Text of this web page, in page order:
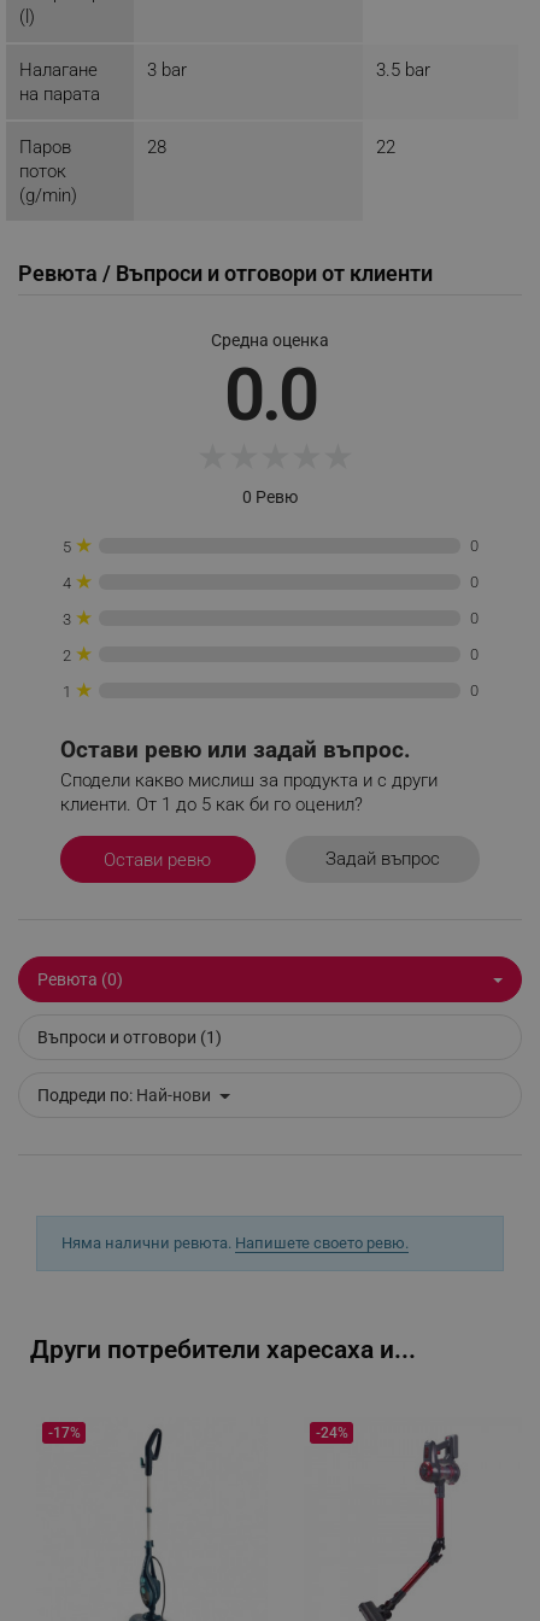
(l)
Налагане
на парата
3 bar 3.5 bar
Паров
поток
(g/min)
28 22
Ревюта / Въпроси и отговори от клиенти
Средна оценка
0.0
0 Ревю
5 ★ 0
4 ★ 0
3 ★ 0
2 ★ 0
1 ★ 0
Остави ревю или задай въпрос.
Сподели какво мислиш за продукта и с други
клиенти. От 1 до 5 как би го оценил?
Остави ревю Задай въпрос
Ревюта (0)
Въпроси и отговори (1)
Подреди по: Най-нови
Няма налични ревюта. Напишете своето ревю.
Други потребители харесаха и...
-17% -24%
_sgf_push_permission_asked .alleop.bg
_sgf_clicked_banners
rlv_
.alleop.bg
rlv_mode
.alleop.bg
.alleop.bg
.alleop.bg
rlv_s
.alleop.bg
rlv_iv